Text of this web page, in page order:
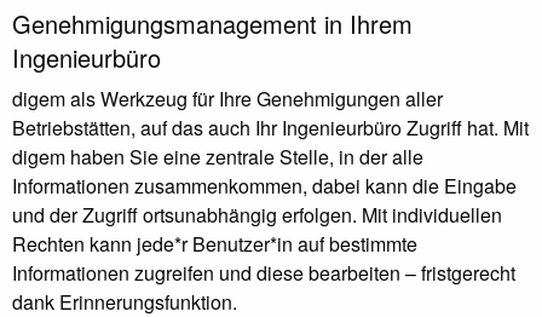
Genehmigungsmanagement in Ihrem
Ingenieurbüro
digem als Werkzeug für Ihre Genehmigungen aller
Betriebstätten, auf das auch Ihr Ingenieurbüro Zugriff hat. Mit
digem haben Sie eine zentrale Stelle, in der alle
Informationen zusammenkommen, dabei kann die Eingabe
und der Zugriff ortsunabhängig erfolgen. Mit individuellen
Rechten kann jede*r Benutzer*in auf bestimmte
Informationen zugreifen und diese bearbeiten – fristgerecht
dank Erinnerungsfunktion.